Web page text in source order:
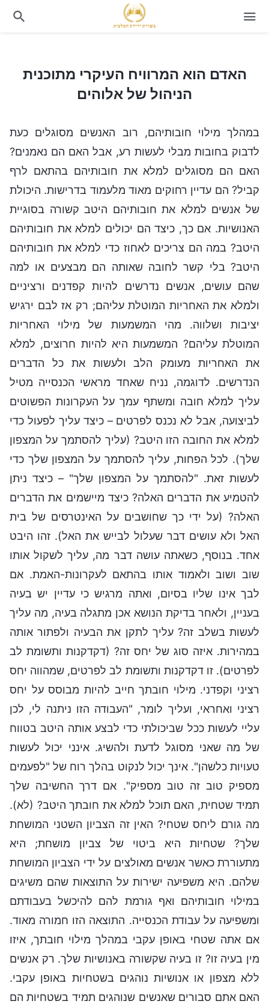
האדם הוא המרוויח העיקרי מתוכנית הניהול של אלוהים
האדם הוא המרוויח העיקרי מתוכנית
הניהול של אלוהים
במהלך מילוי חובותיהם, רוב האנשים מסוגלים כעת
לדבוק בחובות מבלי לעשות רע, אבל האם הם נאמנים?
האם הם מסוגלים למלא את חובותיהם בהתאם לרף
קביל? הם עדיין רחוקים מאוד מלעמוד בדרישות. היכולת
של אנשים למלא את חובותיהם היטב קשורה בסוגיית
האנושיות. אם כך, כיצד הם יכולים למלא את חובותיהם
היטב? במה הם צריכים לאחוז כדי למלא את חובותיהם
היטב? בלי קשר לחובה שאותה הם מבצעים או למה
שהם עושים, אנשים נדרשים להיות קפדנים ורציניים
ולמלא את האחריות המוטלת עליהם; רק אז לבם ירגיש
יציבות ושלווה. מהי המשמעות של מילוי האחריות
המוטלת עליהם? המשמעות היא להיות חרוצים, למלא
את האחריות מעומק הלב ולעשות את כל הדברים
הנדרשים. לדוגמה, נניח שאחד מראשי הכנסייה מטיל
עליך למלא חובה ומשתף עמך על העקרונות הפשוטים
לביצועה, אבל לא נכנס לפרטים – כיצד עליך לפעול כדי
למלא את החובה הזו היטב? (עליך להסתמך על המצפון
שלך). לכל הפחות, עליך להסתמך על המצפון שלך כדי
לעשות זאת. "להסתמך על המצפון שלך" – כיצד ניתן
להטמיע את הדברים האלה? כיצד מיישמים את הדברים
האלה? (על ידי כך שחושבים על האינטרסים של בית
האל ולא עושים דבר שעלול לבייש את האל). זהו היבט
אחד. בנוסף, כשאתה עושה דבר מה, עליך לשקול אותו
שוב ושוב ולאמוד אותו בהתאם לעקרונות-האמת. אם
לבך אינו שליו בסיום, ואתה מרגיש כי עדיין יש בעיה
בעניין, ולאחר בדיקת הנושא אכן מתגלה בעיה, מה עליך
לעשות בשלב זה? עליך לתקן את הבעיה ולפתור אותה
במהירות. איזה סוג של יחס זה? (דקדקנות ותשומת לב
לפרטים). זו דקדקנות ותשומת לב לפרטים, שמהווה יחס
רציני וקפדני. מילוי חובתך חייב להיות מבוסס על יחס
רציני ואחראי, ועליך לומר, "העבודה הזו ניתנה לי, לכן
עליי לעשות ככל שביכולתי כדי לבצע אותה היטב בטווח
של מה שאני מסוגל לדעת ולהשיג. אינני יכול לעשות
טעויות כלשהן". אינך יכול לנקוט בהלך רוח של "לפעמים
מספיק טוב זה טוב מספיק". אם דרך החשיבה שלך
תמיד שטחית, האם תוכל למלא את חובתך היטב? (לא).
מה גורם ליחס שטחי? האין זה הצביון השטני המושחת
שלך? שטחיות היא ביטוי של צביון מושחת; היא
מתעוררת כאשר אנשים מאולצים על ידי הצביון המושחת
שלהם. היא משפיעה ישירות על התוצאות שהם משיגים
במילוי חובותיהם ואף גורמת להם להיכשל בעבודתם
ומשפיעה על עבודת הכנסייה. התוצאה הזו חמורה מאוד.
אם אתה שטחי באופן עקבי במהלך מילוי חובתך, איזו
מין בעיה זו? זו בעיה שקשורה באנושיות שלך. רק אנשים
ללא מצפון או אנושיות נוהגים בשטחיות באופן עקבי.
האם אתם סבורים שאנשים שנוהגים תמיד בשטחיות הם